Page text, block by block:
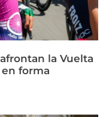
la Vuelta
en forma